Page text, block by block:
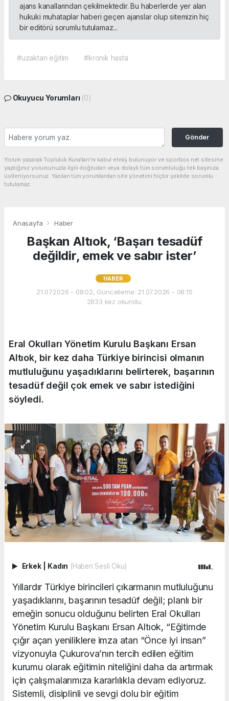
ajans kanallarından çekilmektedir. Bu haberlerde yer alan
hukuki muhataplar haberi geçen ajanslar olup sitemizin hiç
bir editörü sorumlu tutulamaz...
#uzaktan eğitim #kronik hasta
Okuyucu Yorumları (0)
Gönder
Yorum yazarak Topluluk Kuralları’nı kabul etmiş bulunuyor ve sporbox.net sitesine
yaptığınız yorumunuzla ilgili doğrudan veya dolaylı tüm sorumluluğu tek başınıza
üstleniyorsunuz. Yazılan tüm yorumlardan site yönetimi hiçbir şekilde sorumlu
tutulamaz.
Anasayfa Haber
Başkan Altıok, ‘Başarı tesadüf
değildir, emek ve sabır ister’
HABER
21.07.2026 - 08:02, Güncelleme: 21.07.2026 - 08:15
2833 kez okundu.
Eral Okulları Yönetim Kurulu Başkanı Ersan
Altıok, bir kez daha Türkiye birincisi olmanın
mutluluğunu yaşadıklarını belirterek, başarının
tesadüf değil çok emek ve sabır istediğini
söyledi.
Erkek Kadın (Haberi Sesli Oku)
Yıllardır Türkiye birincileri çıkarmanın mutluluğunu
yaşadıklarını, başarının tesadüf değil; planlı bir
emeğin sonucu olduğunu belirten Eral Okulları
Yönetim Kurulu Başkanı Ersan Altıok, “Eğitimde
çığır açan yeniliklere imza atan “Önce iyi insan”
vizyonuyla Çukurova’nın tercih edilen eğitim
kurumu olarak eğitimin niteliğini daha da artırmak
için çalışmalarımıza kararlılıkla devam ediyoruz.
Sistemli, disiplinli ve sevgi dolu bir eğitim